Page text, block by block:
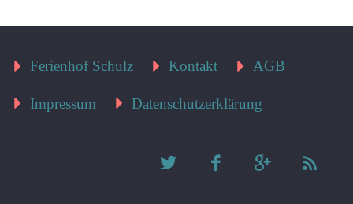
Ferienhof Schulz Kontakt AGB
Impressum Datenschutzerklärung